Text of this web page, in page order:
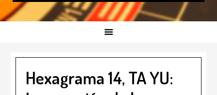
Hexagrama 14, TA YU: